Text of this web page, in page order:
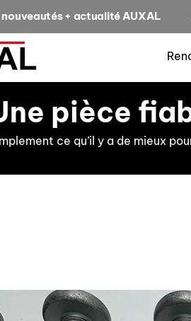
+ actualité AUXAL
pièce
ce qu’il y a de mieux